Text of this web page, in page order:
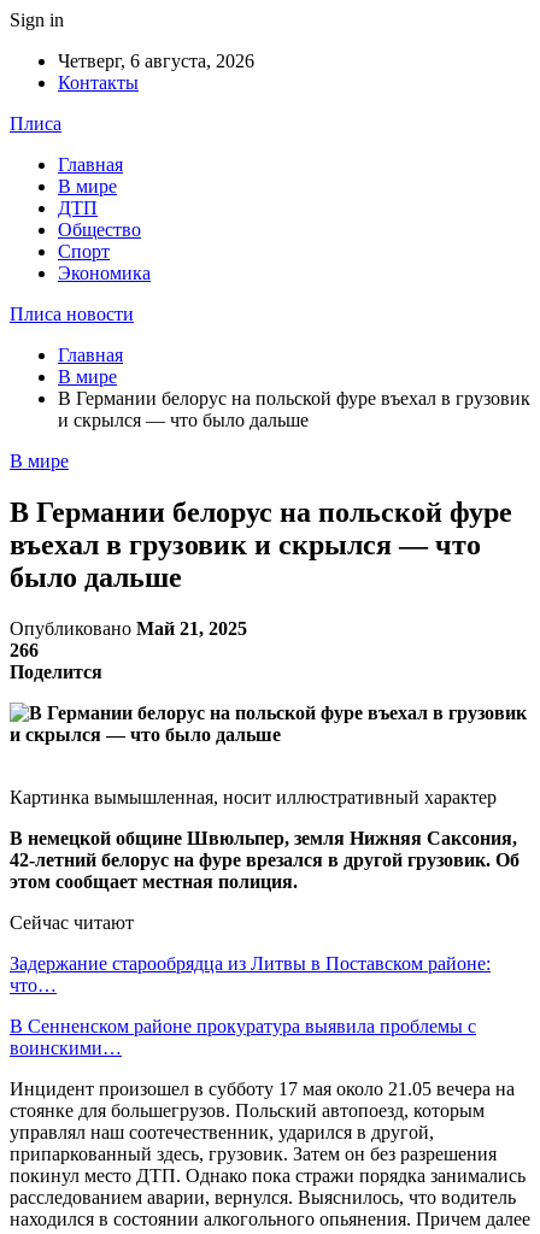
Sign in
Четверг, 6 августа, 2026
Контакты
Плиса
Главная
В мире
ДТП
Общество
Спорт
Экономика
Плиса новости
Главная
В мире
В Германии белорус на польской фуре въехал в грузовик
и скрылся — что было дальше
В мире
В Германии белорус на польской фуре
въехал в грузовик и скрылся — что
было дальше
Опубликовано Май 21, 2025
266
Поделится
Картинка вымышленная, носит иллюстративный характер
В немецкой общине Швюльпер, земля Нижняя Саксония,
42-летний белорус на фуре врезался в другой грузовик. Об
этом сообщает местная полиция.
Сейчас читают
Задержание старообрядца из Литвы в Поставском районе:
что…
В Сенненском районе прокуратура выявила проблемы с
воинскими…
Инцидент произошел в субботу 17 мая около 21.05 вечера на
стоянке для большегрузов. Польский автопоезд, которым
управлял наш соотечественник, ударился в другой,
припаркованный здесь, грузовик. Затем он без разрешения
покинул место ДТП. Однако пока стражи порядка занимались
расследованием аварии, вернулся. Выяснилось, что водитель
находился в состоянии алкогольного опьянения. Причем далее